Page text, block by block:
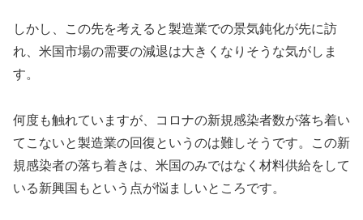
しかし、この先を考えると製造業での景気鈍化が先に訪
れ、米国市場の需要の減退は大きくなりそうな気がしま
す。
何度も触れていますが、コロナの新規感染者数が落ち着い
てこないと製造業の回復というのは難しそうです。この新
規感染者の落ち着きは、米国のみではなく材料供給をして
いる新興国もという点が悩ましいところです。